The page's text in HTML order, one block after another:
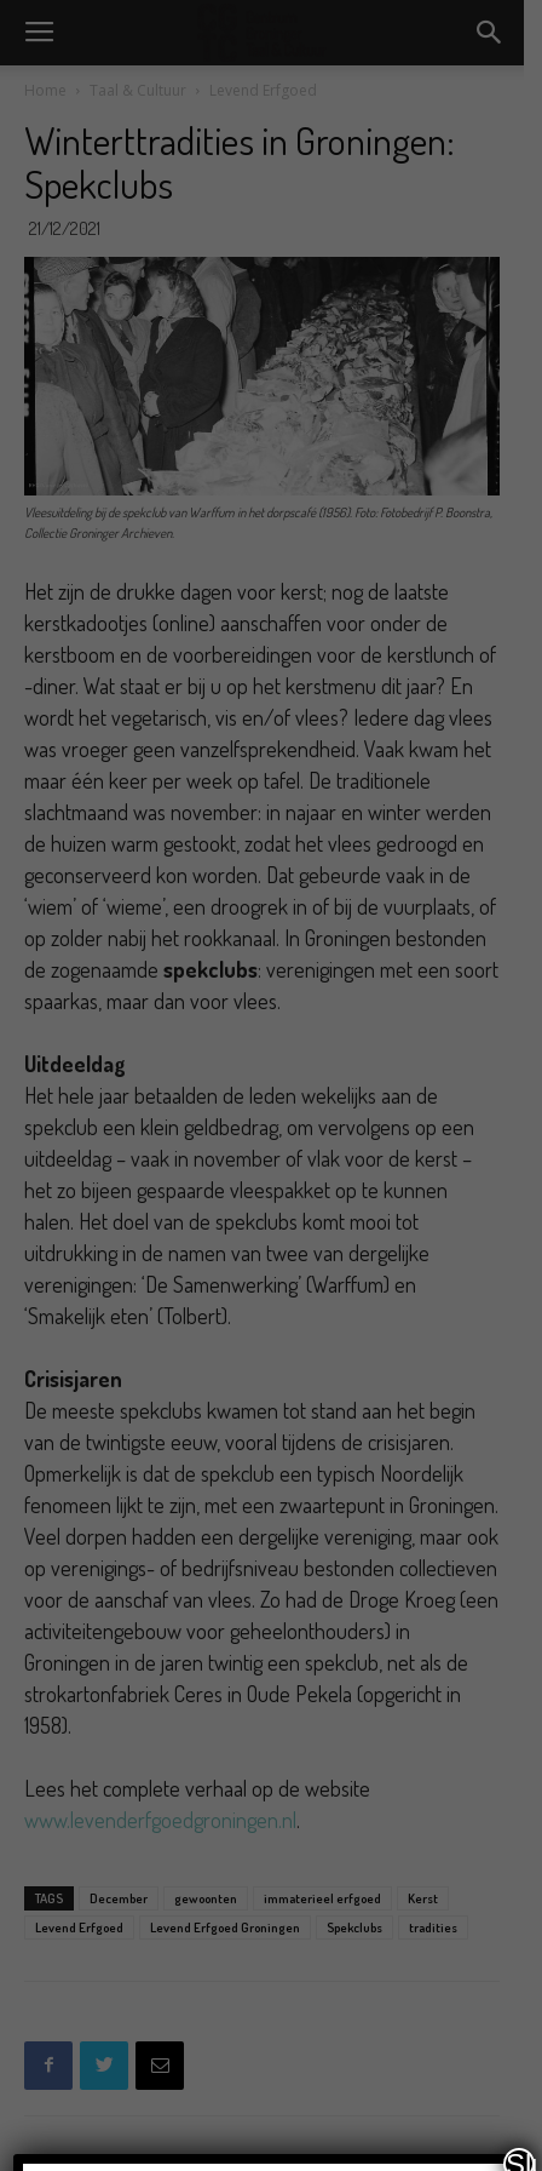
Home Taal & Cultuur Levend Erfgoed
Winterttradities in Groningen:
Spekclubs
21/12/2021
Vleesuitdeling bij de spekclub van Warffum in het dorpscafé (1956). Foto: Fotobedrijf P. Boonstra,
Collectie Groninger Archieven.
Het zijn de drukke dagen voor kerst; nog de laatste
kerstkadootjes (online) aanschaffen voor onder de
kerstboom en de voorbereidingen voor de kerstlunch of
-diner. Wat staat er bij u op het kerstmenu dit jaar? En
wordt het vegetarisch, vis en/of vlees? Iedere dag vlees
was vroeger geen vanzelfsprekendheid. Vaak kwam het
maar één keer per week op tafel. De traditionele
slachtmaand was november: in najaar en winter werden
de huizen warm gestookt, zodat het vlees gedroogd en
geconserveerd kon worden. Dat gebeurde vaak in de
‘wiem’ of ‘wieme’, een droogrek in of bij de vuurplaats, of
op zolder nabij het rookkanaal. In Groningen bestonden
de zogenaamde spekclubs: verenigingen met een soort
spaarkas, maar dan voor vlees.
Uitdeeldag
Het hele jaar betaalden de leden wekelijks aan de
spekclub een klein geldbedrag, om vervolgens op een
uitdeeldag – vaak in november of vlak voor de kerst –
het zo bijeen gespaarde vleespakket op te kunnen
halen. Het doel van de spekclubs komt mooi tot
uitdrukking in de namen van twee van dergelijke
verenigingen: ‘De Samenwerking’ (Warffum) en
‘Smakelijk eten’ (Tolbert).
Crisisjaren
De meeste spekclubs kwamen tot stand aan het begin
van de twintigste eeuw, vooral tijdens de crisisjaren.
Opmerkelijk is dat de spekclub een typisch Noordelijk
fenomeen lijkt te zijn, met een zwaartepunt in Groningen.
Veel dorpen hadden een dergelijke vereniging, maar ook
op verenigings- of bedrijfsniveau bestonden collectieven
voor de aanschaf van vlees. Zo had de Droge Kroeg (een
activiteitengebouw voor geheelonthouders) in
Groningen in de jaren twintig een spekclub, net als de
strokartonfabriek Ceres in Oude Pekela (opgericht in
1958).
Lees het complete verhaal op de website
www.levenderfgoedgroningen.nl.
TAGS December gewoonten immaterieel erfgoed
Kerst
Levend Erfgoed
Levend Erfgoed Groningen Spekclubs tradities